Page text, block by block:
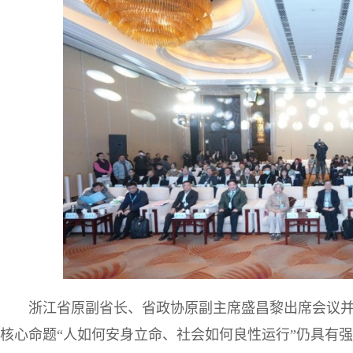
浙江省原副省长、省政协原副主席盛昌黎出席会议
核心命题“人如何安身立命、社会如何良性运行”仍具有